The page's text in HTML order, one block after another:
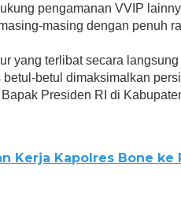
pengamanan VVIP
masing dengan penuh
yang terlibat secara
betul dimaksimalkan
Presiden RI di
Kerja Kapolres Bone ke